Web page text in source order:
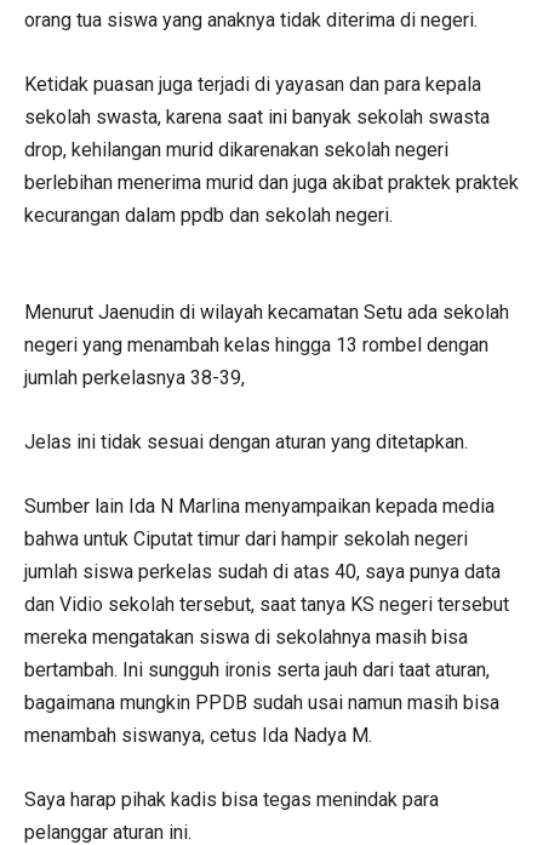
orang tua siswa yang anaknya tidak diterima di negeri.
Ketidak puasan juga terjadi di yayasan dan para kepala
sekolah swasta, karena saat ini banyak sekolah swasta
drop, kehilangan murid dikarenakan sekolah negeri
berlebihan menerima murid dan juga akibat praktek praktek
kecurangan dalam ppdb dan sekolah negeri.
Menurut Jaenudin di wilayah kecamatan Setu ada sekolah
negeri yang menambah kelas hingga 13 rombel dengan
jumlah perkelasnya 38-39,
Jelas ini tidak sesuai dengan aturan yang ditetapkan.
Sumber lain Ida N Marlina menyampaikan kepada media
bahwa untuk Ciputat timur dari hampir sekolah negeri
jumlah siswa perkelas sudah di atas 40, saya punya data
dan Vidio sekolah tersebut, saat tanya KS negeri tersebut
mereka mengatakan siswa di sekolahnya masih bisa
bertambah. Ini sungguh ironis serta jauh dari taat aturan,
bagaimana mungkin PPDB sudah usai namun masih bisa
menambah siswanya, cetus Ida Nadya M.
Saya harap pihak kadis bisa tegas menindak para
pelanggar aturan ini.